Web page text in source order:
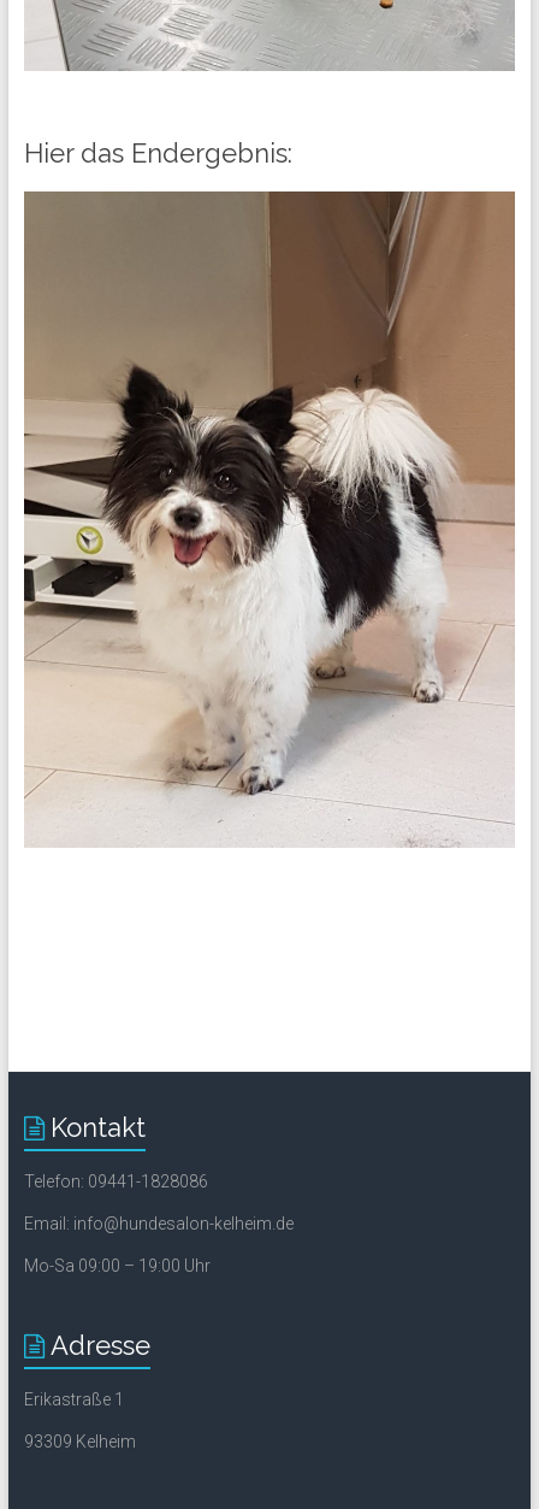
Hier das Endergebnis:
Kontakt
Telefon: 09441-1828086
Email: info@hundesalon-kelheim.de
Mo-Sa 09:00 – 19:00 Uhr
Adresse
Erikastraße 1
93309 Kelheim